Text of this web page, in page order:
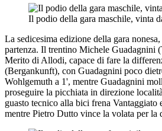
Il podio della gara maschile, vinta
La sedicesima edizione della gara
partenza. Il trentino Michele Guadagnini
Merito di Allodi, capace di fare la
(Bergankunft), con Guadagnini poco
Wohlgemuth a 1', mentre Guadagnini
proseguire la picchiata in direzione
guasto tecnico alla bici frena
mentre Pietro Dutto vince la volata per